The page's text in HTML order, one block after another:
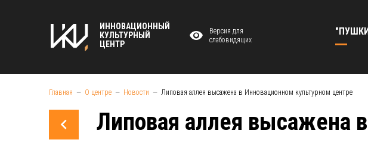
ИННОВАЦИОННЫЙ
КУЛЬТУРНЫЙ
ЦЕНТР
Версия для
слабовидящих
Главная О центре Новости Липовая аллея высажена в Инновационном культурном центре
Липовая аллея высажена